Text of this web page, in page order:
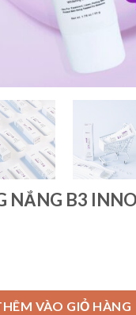
NẮNG B3
B3 INNOSKIN HÀN
VÀO GIỎ HÀNG